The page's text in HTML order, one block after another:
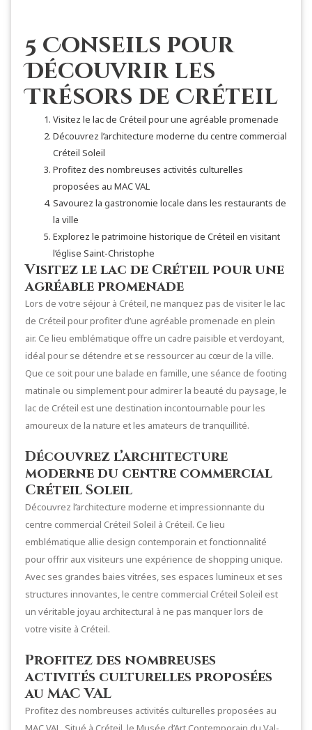
5 Conseils pour
Découvrir les
Trésors de Créteil
Visitez le lac de Créteil pour une agréable promenade
Découvrez l’architecture moderne du centre commercial
Créteil Soleil
Profitez des nombreuses activités culturelles
proposées au MAC VAL
Savourez la gastronomie locale dans les restaurants de
la ville
Explorez le patrimoine historique de Créteil en visitant
l’église Saint-Christophe
Visitez le lac de Créteil pour une
agréable promenade
Lors de votre séjour à Créteil, ne manquez pas de visiter le lac
de Créteil pour profiter d’une agréable promenade en plein
air. Ce lieu emblématique offre un cadre paisible et verdoyant,
idéal pour se détendre et se ressourcer au cœur de la ville.
Que ce soit pour une balade en famille, une séance de footing
matinale ou simplement pour admirer la beauté du paysage, le
lac de Créteil est une destination incontournable pour les
amoureux de la nature et les amateurs de tranquillité.
Découvrez l’architecture
moderne du centre commercial
Créteil Soleil
Découvrez l’architecture moderne et impressionnante du
centre commercial Créteil Soleil à Créteil. Ce lieu
emblématique allie design contemporain et fonctionnalité
pour offrir aux visiteurs une expérience de shopping unique.
Avec ses grandes baies vitrées, ses espaces lumineux et ses
structures innovantes, le centre commercial Créteil Soleil est
un véritable joyau architectural à ne pas manquer lors de
votre visite à Créteil.
Profitez des nombreuses
activités culturelles proposées
au MAC VAL
Profitez des nombreuses activités culturelles proposées au